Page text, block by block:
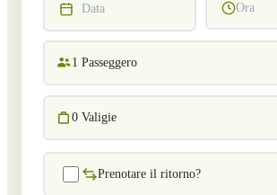
Data Ora
1 Passeggero
0 Valigie
Prenotare il ritorno?